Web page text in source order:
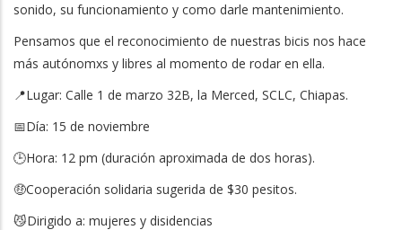
sonido, su funcionamiento y como darle mantenimiento.
Pensamos que el reconocimiento de nuestras bicis nos hace
más autónomxs y libres al momento de rodar en ella.
📍Lugar: Calle 1 de marzo 32B, la Merced, SCLC, Chiapas.
📅Día: 15 de noviembre
🕒️Hora: 12 pm (duración aproximada de dos horas).
🤑Cooperación solidaria sugerida de $30 pesitos.
😼Dirigido a: mujeres y disidencias